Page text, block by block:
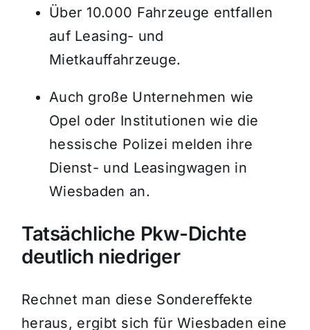
Über 10.000 Fahrzeuge entfallen
auf Leasing- und
Mietkauffahrzeuge.
Auch große Unternehmen wie
Opel oder Institutionen wie die
hessische Polizei melden ihre
Dienst- und Leasingwagen in
Wiesbaden an.
Tatsächliche Pkw-Dichte
deutlich niedriger
Rechnet man diese Sondereffekte
heraus, ergibt sich für Wiesbaden eine